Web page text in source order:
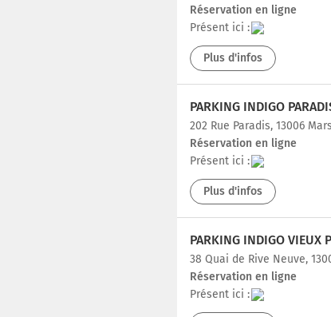
Réservation en ligne
Présent ici :
Plus d'infos
202 Rue Paradis, 13006
Réservation en ligne
Présent ici :
Plus d'infos
38 Quai de Rive Neuve,
Réservation en ligne
Présent ici :